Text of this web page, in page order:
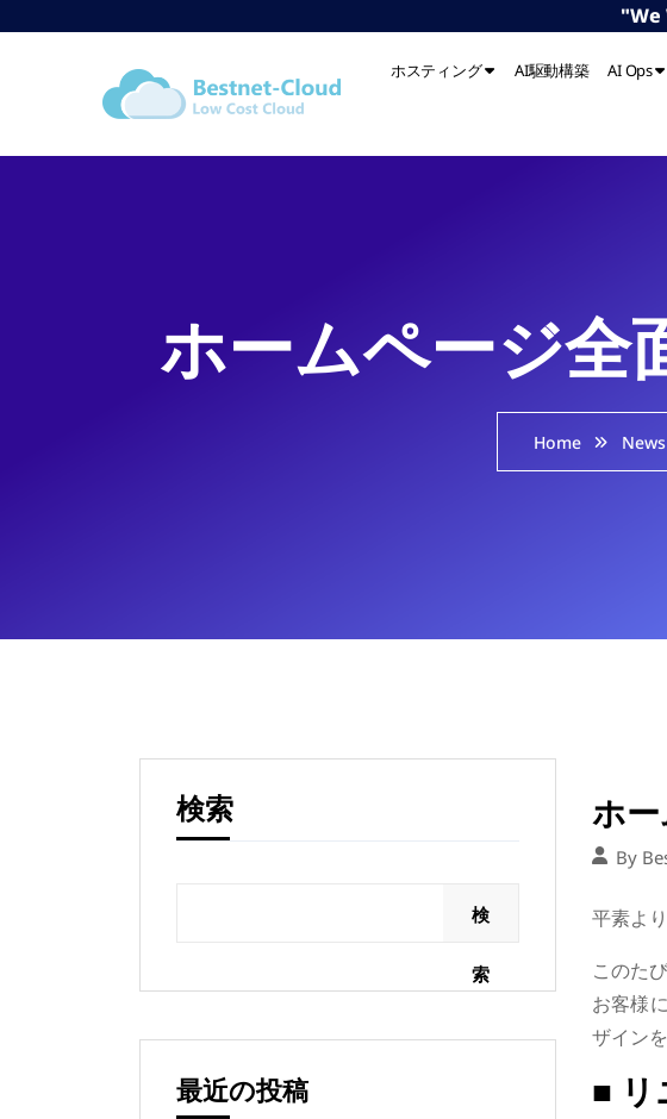
"We
ホスティング AI駆動構築 AI Ops
ホームページ全
Home News
検索
検
索
最近の投稿
ホ
By
平素よ
このた
お客様
ザイン
■ リ